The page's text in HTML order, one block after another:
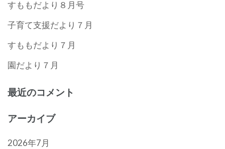
すももだより８月号
子育て支援だより７月
すももだより７月
園だより７月
最近のコメント
アーカイブ
2026年7月